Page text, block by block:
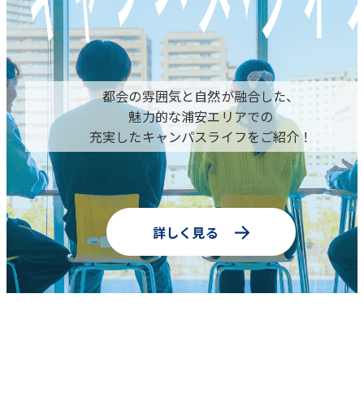
都会の雰囲気と自然が融合した、
魅力的な浦安エリアでの
充実したキャンパスライフをご紹介！
詳しく見る